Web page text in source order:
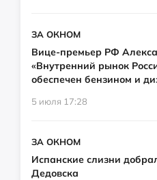
ЗА ОКНОМ
Вице-премьер РФ
«Внутренний рынок
обеспечен бензином и
5 июля 17:28
ЗА ОКНОМ
Испанские слизни
Дедовска